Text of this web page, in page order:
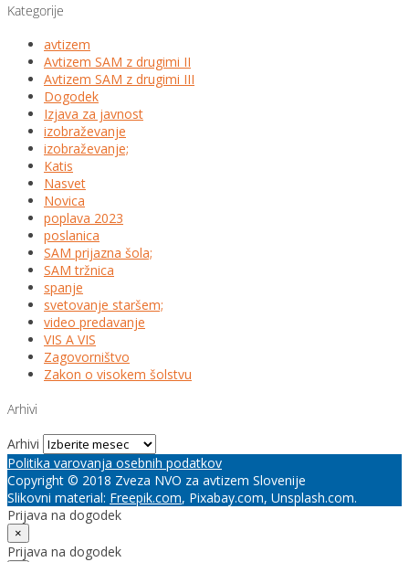
Kategorije
avtizem
Avtizem SAM z drugimi II
Avtizem SAM z drugimi III
Dogodek
Izjava za javnost
izobraževanje
izobraževanje;
Katis
Nasvet
Novica
poplava 2023
poslanica
SAM prijazna šola;
SAM tržnica
spanje
svetovanje staršem;
video predavanje
VIS A VIS
Zagovorništvo
Zakon o visokem šolstvu
Arhivi
Arhivi
Politika varovanja osebnih podatkov
Copyright © 2018 Zveza NVO za avtizem Slovenije
Slikovni material: Freepik.com, Pixabay.com, Unsplash.com.
Prijava na dogodek
×
Prijava na dogodek